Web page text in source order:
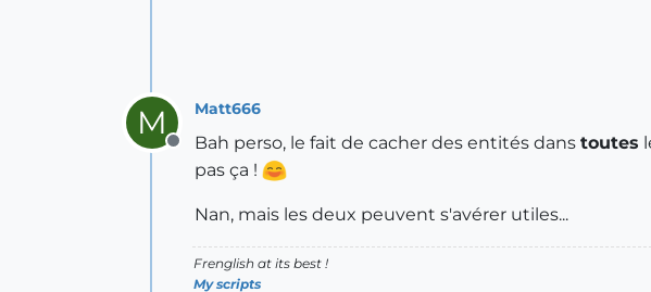
M
Offline
Matt666
Bah perso, le fait de cacher des entités dans toutes
pas ça !
Nan, mais les deux peuvent s'avérer utiles...
Frenglish at its best !
My scripts